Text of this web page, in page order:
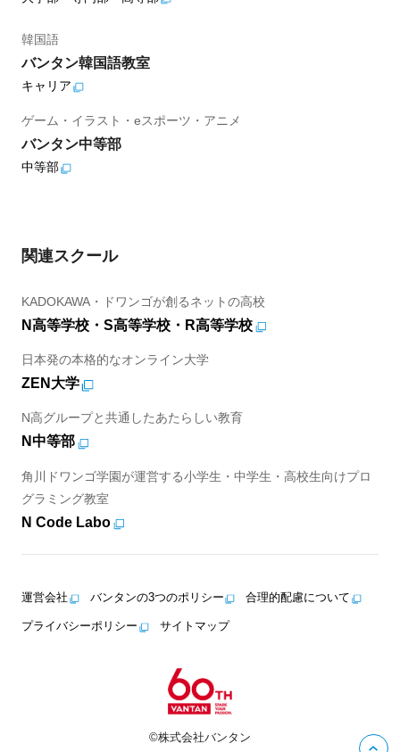
韓国語
バンタン韓国語教室
キャリア
ゲーム・イラスト・eスポーツ・アニメ
バンタン中等部
中等部
関連スクール
KADOKAWA・ドワンゴが創るネットの高校
N高等学校・S高等学校・R高等学校
日本発の本格的なオンライン大学
ZEN大学
N高グループと共通したあたらしい教育
N中等部
角川ドワンゴ学園が運営する小学生・中学生・高校生向けプロ
グラミング教室
N Code Labo
運営会社 バンタンの3つのポリシー 合理的配慮について
プライバシーポリシー サイトマップ
©株式会社バンタン